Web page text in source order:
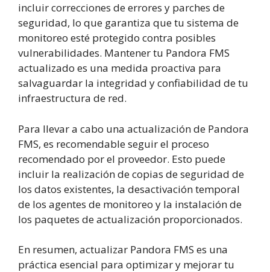
incluir correcciones de errores y parches de
seguridad, lo que garantiza que tu sistema de
monitoreo esté protegido contra posibles
vulnerabilidades. Mantener tu Pandora FMS
actualizado es una medida proactiva para
salvaguardar la integridad y confiabilidad de tu
infraestructura de red.
Para llevar a cabo una actualización de Pandora
FMS, es recomendable seguir el proceso
recomendado por el proveedor. Esto puede
incluir la realización de copias de seguridad de
los datos existentes, la desactivación temporal
de los agentes de monitoreo y la instalación de
los paquetes de actualización proporcionados.
En resumen, actualizar Pandora FMS es una
práctica esencial para optimizar y mejorar tu